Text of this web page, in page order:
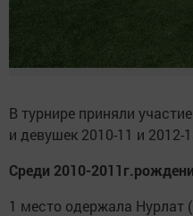
В турнире приняли
и девушек 2010-11 и 2012-
Среди 2010-
1 место одержала Нурлат